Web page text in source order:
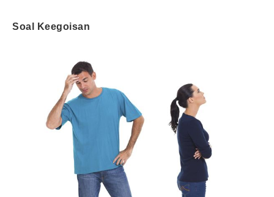
Soal Keegoisan